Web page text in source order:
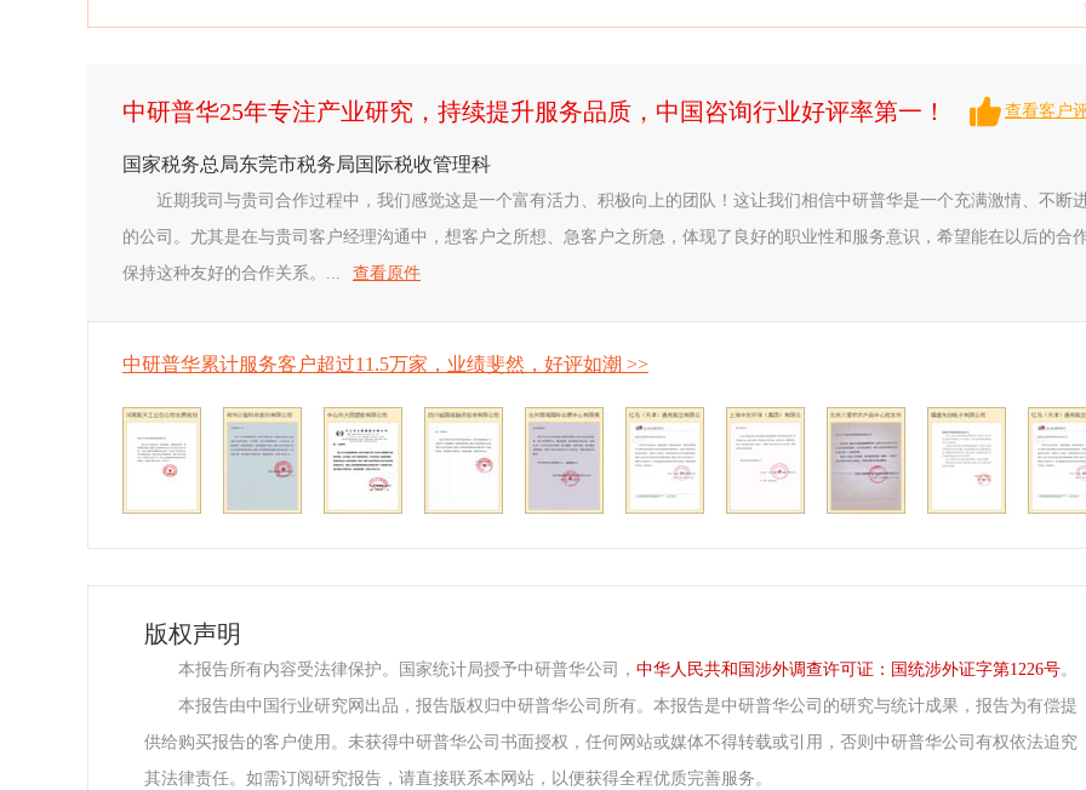
中研普华25年专注产业研究，持续提升服务品质，中国咨询行业好评率第一！ 查看客户
国家税务总局东莞市税务局国际税收管理科
近期我司与贵司合作过程中，我们感觉这是一个富有活力、积极向上的团队！这让我们相信中研普华是一个充满激情、不断
的公司。尤其是在与贵司客户经理沟通中，想客户之所想、急客户之所急，体现了良好的职业性和服务意识，希望能在以后的合
保持这种友好的合作关系。...
查看原件
中研普华累计服务客户超过11.5万家，业绩斐然，好评如潮 >>
版权声明
本报告所有内容受法律保护。国家统计局授予中研普华公司， 中华人民共和国涉外调查许可证：国统涉外证字第1226号。
本报告由中国行业研究网出品，报告版权归中研普华公司所有。本报告是中研普华公司的研究与统计成果，报告为有偿提
供给购买报告的客户使用。未获得中研普华公司书面授权，任何网站或媒体不得转载或引用，否则中研普华公司有权依法追究
其法律责任。如需订阅研究报告，请直接联系本网站，以便获得全程优质完善服务。